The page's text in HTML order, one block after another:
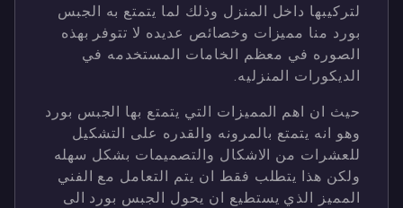
لتركيبها داخل المنزل وذلك لما يتمتع به الجبس
بورد منا مميزات وخصائص عديده لا تتوفر بهذه
الصوره في معظم الخامات المستخدمه في
الديكورات المنزليه.
حيث ان اهم المميزات التي يتمتع بها الجبس بورد
وهو انه يتمتع بالمرونه والقدره على التشكيل
للعشرات من الاشكال والتصميمات بشكل سهله
ولكن هذا يتطلب فقط ان يتم التعامل مع الفني
المميز الذي يستطيع ان يحول الجبس بورد الى